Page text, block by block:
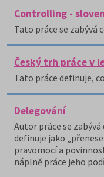
Controlling -
Tato práce se
Český trh práce v
Tato práce definuje,
Delegování
Autor práce se
definuje jako
pravomocí a
náplně práce jeho